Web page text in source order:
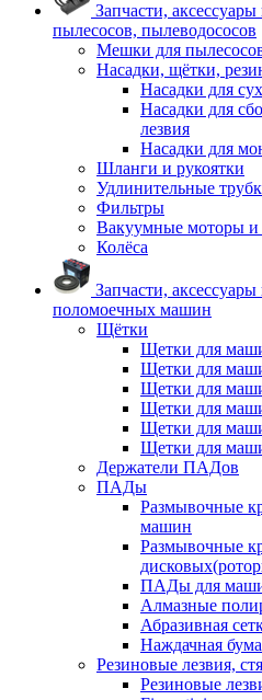
Запчасти,
пылесосов, пылеводососов
Мешки для
Насадки, щётки,
Насадки для
Насадки для
лезвия
Насадки для
Шланги и рукоятки
Удлинительные
Фильтры
Вакуумные моторы
Колёса
Запчасти,
поломоечных машин
Щётки
Щетки для
Щетки для
Щетки для
Щетки для
Щетки для
Щетки для
Держатели ПАДов
ПАДы
Размывочные
машин
Размывочные
ПАДы для
Алмазные
Абразивная
Наждачная
Резиновые лезвия,
Резиновые